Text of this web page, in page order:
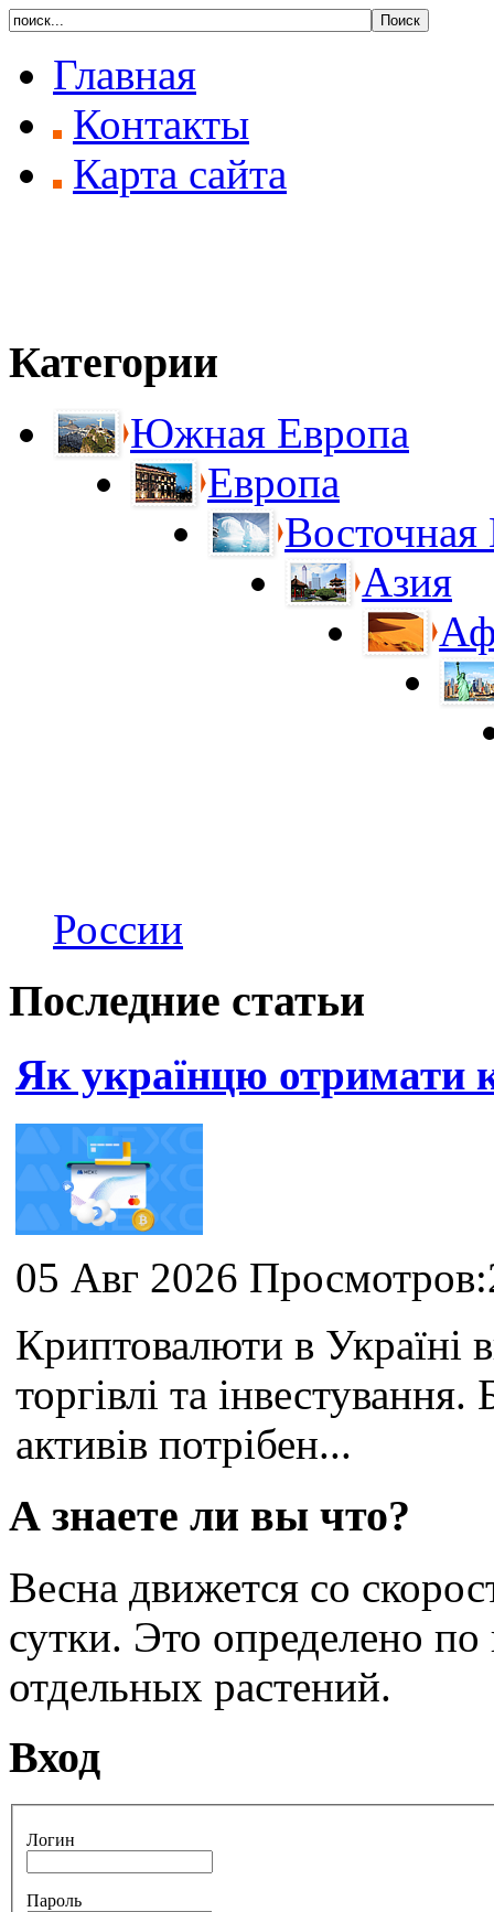
Главная
Контакты
Карта сайта
Категории
Южная Европа
Европа
Восточная
Азия
России
Последние статьи
Як українцю отримати
05 Авг 2026
Криптовалюти в Україні
торгівлі та
активів потрібен...
А знаете ли вы что?
Весна движется со
сутки. Это определено
отдельных растений.
Вход
Логин
Пароль